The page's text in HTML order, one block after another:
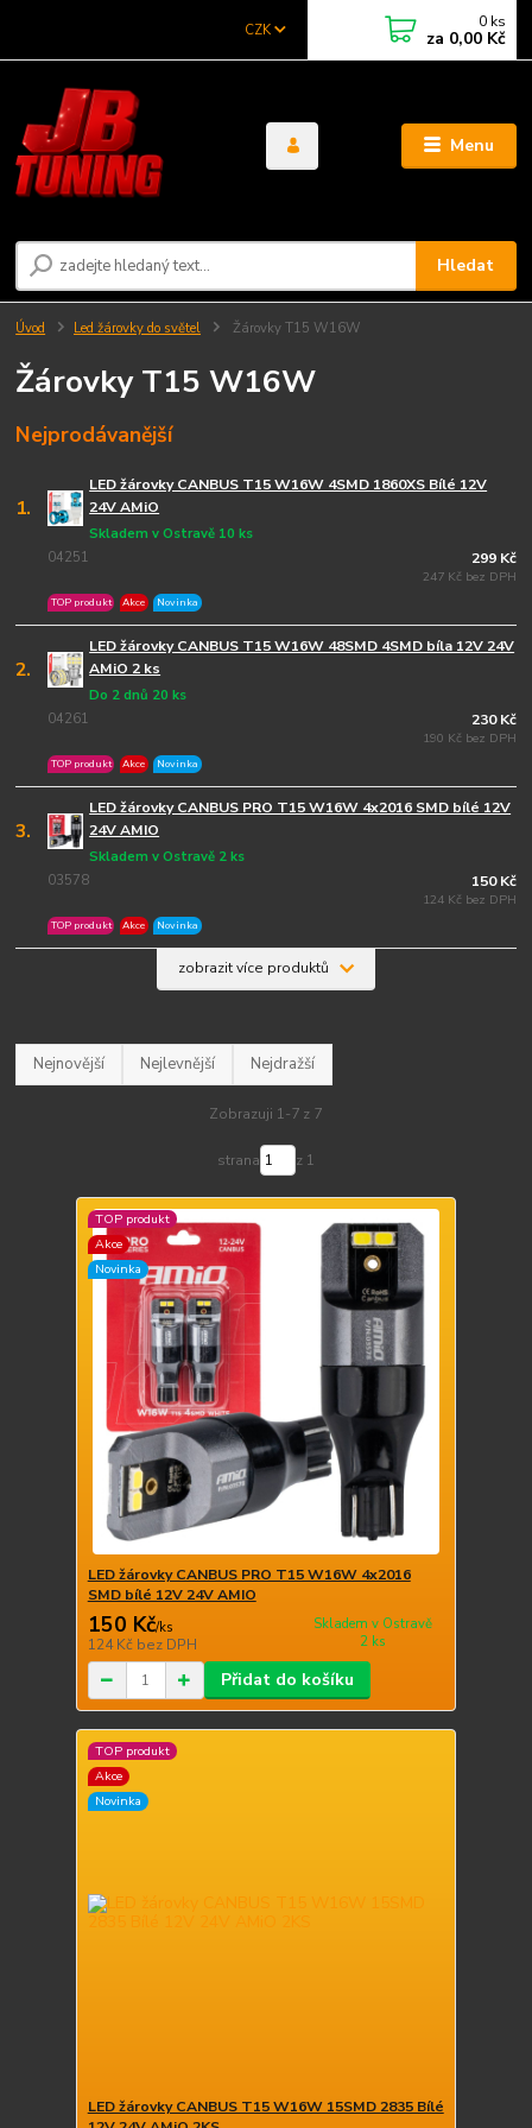
Menu
CZK
Hledat
0 ks
za 0,00 Kč
Úvod Led žárovky do světel Žárovky T15 W16W
Žárovky T15 W16W
Nejprodávanější
1.
LED žárovky CANBUS T15 W16W 4SMD 1860XS Bílé 12V
24V AMiO
04251
Skladem v Ostravě 10 ks
TOP produkt Akce Novinka
299 Kč
247 Kč bez DPH
2.
LED žárovky CANBUS T15 W16W 48SMD 4SMD bíla 12V 24V
AMiO 2 ks
04261
Do 2 dnů 20 ks
TOP produkt Akce Novinka
230 Kč
190 Kč bez DPH
3.
LED žárovky CANBUS PRO T15 W16W 4x2016 SMD bílé 12V
24V AMIO
03578
Skladem v Ostravě 2 ks
TOP produkt Akce Novinka
150 Kč
124 Kč bez DPH
zobrazit více produktů
Nejnovější Nejlevnější Nejdražší
Zobrazuji 1-7 z 7
strana z 1
TOP produkt
Akce
Novinka
LED žárovky CANBUS PRO T15 W16W 4x2016
SMD bílé 12V 24V AMIO
150 Kč/ks
124 Kč bez DPH
Skladem v Ostravě
2 ks
Přidat do košíku
TOP produkt
Akce
Novinka
LED žárovky CANBUS T15 W16W 15SMD 2835 Bílé